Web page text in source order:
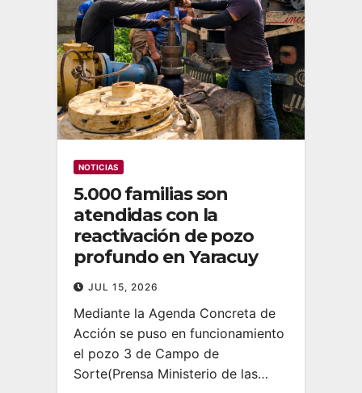
NOTICIAS
5.000 familias son
atendidas con la
reactivación de pozo
profundo en Yaracuy
JUL 15, 2026
‎Mediante la Agenda Concreta de
Acción se puso en funcionamiento
el pozo 3 de Campo de
Sorte‎‎(Prensa Ministerio de las…